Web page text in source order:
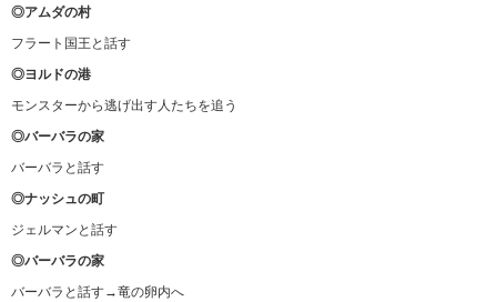
◎アムダの村
フラート国王と話す
◎ヨルドの港
モンスターから逃げ出す人たちを追う
◎バーバラの家
バーバラと話す
◎ナッシュの町
ジェルマンと話す
◎バーバラの家
バーバラと話す→竜の卵内へ